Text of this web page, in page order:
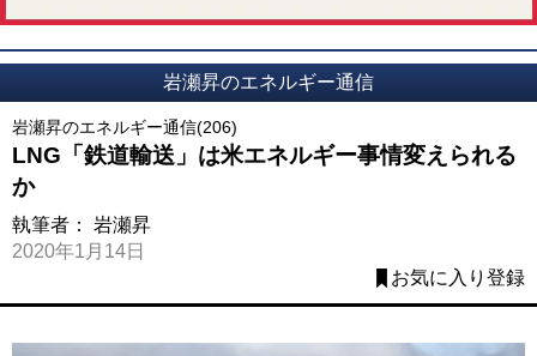
岩瀬昇のエネルギー通信
岩瀬昇のエネルギー通信(206)
LNG「鉄道輸送」は米エネルギー事情変えられる
か
執筆者： 岩瀬昇
2020年1月14日
お気に入り登録